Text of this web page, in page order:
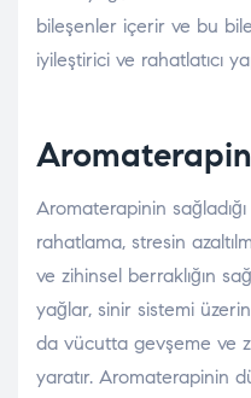
bileşenler içerir ve bu
iyileştirici ve rahatlatıcı
Aromaterapinin
rahatlama, stresin
ve zihinsel berraklığın
yağlar, sinir sistemi
da vücutta gevşeme ve
yaratır. Aromaterapinin